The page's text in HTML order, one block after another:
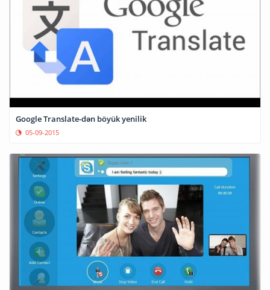
Google Translate-dən böyük yenilik
05-09-2015